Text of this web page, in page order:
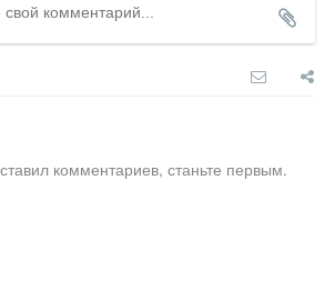
комментариев, станьте первым.